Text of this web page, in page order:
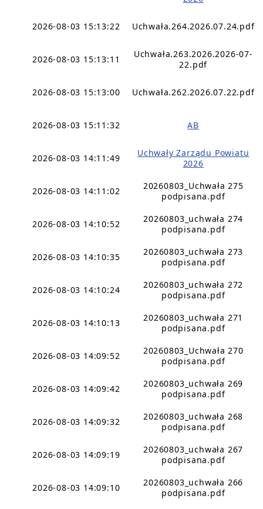
2026-08-03 15:13:22 Uchwała.264.2026.07.24.pdf
2026-08-03 15:13:11
Uchwała.263.2026.2026-07-
22.pdf
2026-08-03 15:13:00 Uchwała.262.2026.07.22.pdf
2026-08-03 15:11:32 AB
2026-08-03 14:11:49
Uchwały Zarządu Powiatu
2026
2026-08-03 14:11:02
20260803_Uchwała 275
podpisana.pdf
2026-08-03 14:10:52
20260803_uchwała 274
podpisana.pdf
2026-08-03 14:10:35
20260803_uchwała 273
podpisana.pdf
2026-08-03 14:10:24
20260803_uchwała 272
podpisana.pdf
2026-08-03 14:10:13
20260803_uchwała 271
podpisana.pdf
2026-08-03 14:09:52
20260803_Uchwała 270
podpisana.pdf
2026-08-03 14:09:42
20260803_uchwała 269
podpisana.pdf
2026-08-03 14:09:32
20260803_uchwała 268
podpisana.pdf
2026-08-03 14:09:19
20260803_uchwała 267
podpisana.pdf
2026-08-03 14:09:10
20260803_uchwała 266
podpisana.pdf